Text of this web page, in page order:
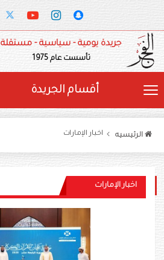
جريدة يومية - سياسية - مستقلة
تأسست عام 1975
أقسام الجريدة
الرئيسيه اخبار الإمارات
اخبار الإمارات